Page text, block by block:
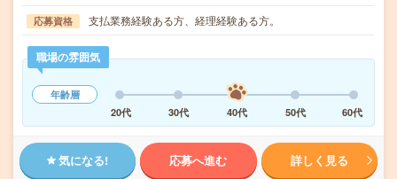
応募資格 支払業務経験ある方、経理経験ある方。
職場の雰囲気
年齢層
20代
30代 40代 50代 60代
気になる! 応募へ進む 詳しく見る